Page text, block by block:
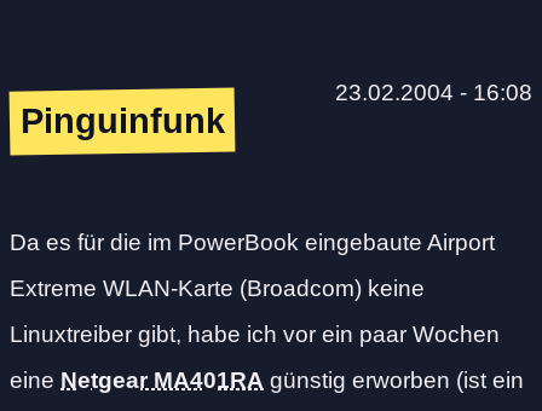
Pinguinfunk
23.02.2004 - 16:08
Da es für die im PowerBook eingebaute Airport
Extreme WLAN-Karte (Broadcom) keine
Linuxtreiber gibt, habe ich vor ein paar Wochen
eine Netgear MA401RA günstig erworben (ist ein